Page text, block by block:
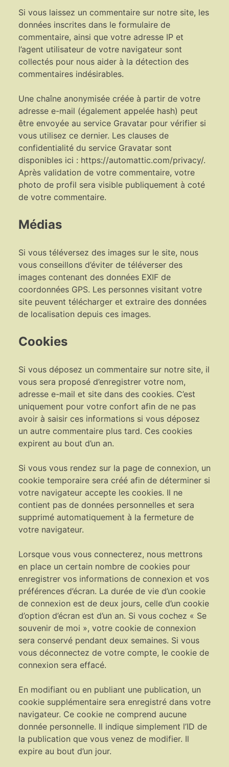
Si vous laissez un commentaire sur notre site, les
données inscrites dans le formulaire de
commentaire, ainsi que votre adresse IP et
l’agent utilisateur de votre navigateur sont
collectés pour nous aider à la détection des
commentaires indésirables.
Une chaîne anonymisée créée à partir de votre
adresse e-mail (également appelée hash) peut
être envoyée au service Gravatar pour vérifier si
vous utilisez ce dernier. Les clauses de
confidentialité du service Gravatar sont
disponibles ici : https://automattic.com/privacy/.
Après validation de votre commentaire, votre
photo de profil sera visible publiquement à coté
de votre commentaire.
Médias
Si vous téléversez des images sur le site, nous
vous conseillons d’éviter de téléverser des
images contenant des données EXIF de
coordonnées GPS. Les personnes visitant votre
site peuvent télécharger et extraire des données
de localisation depuis ces images.
Cookies
Si vous déposez un commentaire sur notre site, il
vous sera proposé d’enregistrer votre nom,
adresse e-mail et site dans des cookies. C’est
uniquement pour votre confort afin de ne pas
avoir à saisir ces informations si vous déposez
un autre commentaire plus tard. Ces cookies
expirent au bout d’un an.
Si vous vous rendez sur la page de connexion, un
cookie temporaire sera créé afin de déterminer si
votre navigateur accepte les cookies. Il ne
contient pas de données personnelles et sera
supprimé automatiquement à la fermeture de
votre navigateur.
Lorsque vous vous connecterez, nous mettrons
en place un certain nombre de cookies pour
enregistrer vos informations de connexion et vos
préférences d’écran. La durée de vie d’un cookie
de connexion est de deux jours, celle d’un cookie
d’option d’écran est d’un an. Si vous cochez « Se
souvenir de moi », votre cookie de connexion
sera conservé pendant deux semaines. Si vous
vous déconnectez de votre compte, le cookie de
connexion sera effacé.
En modifiant ou en publiant une publication, un
cookie supplémentaire sera enregistré dans votre
navigateur. Ce cookie ne comprend aucune
donnée personnelle. Il indique simplement l’ID de
la publication que vous venez de modifier. Il
expire au bout d’un jour.